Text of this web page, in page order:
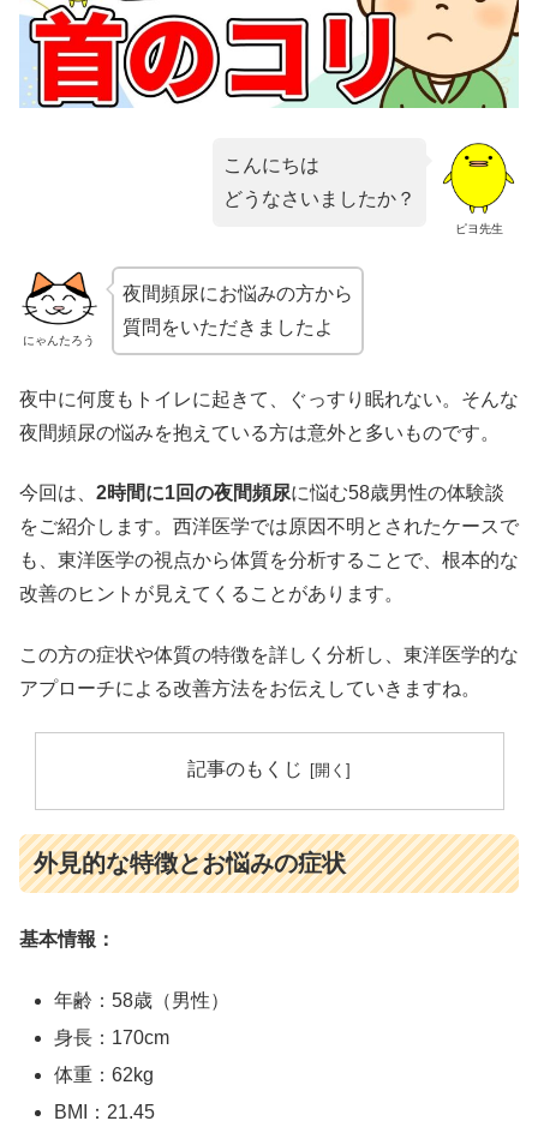
ピヨ先生
こんにちは
どうなさいましたか？
にゃんたろう
夜間頻尿にお悩みの方から
質問をいただきましたよ
夜中に何度もトイレに起きて、ぐっすり眠れない。そんな
夜間頻尿の悩みを抱えている方は意外と多いものです。
今回は、 2時間に1回の夜間頻尿に悩む58歳男性の体験談
をご紹介します。西洋医学では原因不明とされたケースで
も、東洋医学の視点から体質を分析することで、根本的な
改善のヒントが見えてくることがあります。
この方の症状や体質の特徴を詳しく分析し、東洋医学的な
アプローチによる改善方法をお伝えしていきますね。
記事のもくじ
外見的な特徴とお悩みの症状
基本情報：
年齢：58歳（男性）
身長：170cm
体重：62kg
BMI：21.45